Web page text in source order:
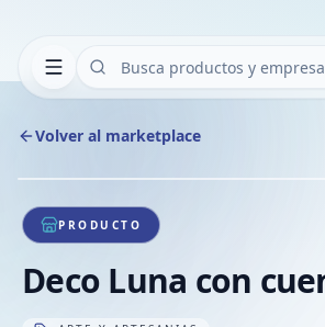
Volver al marketplace
1/1
PRODUCTO
Deco Luna con